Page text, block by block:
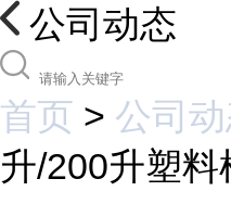
公司动态
首页 > 公司
升/200升塑料